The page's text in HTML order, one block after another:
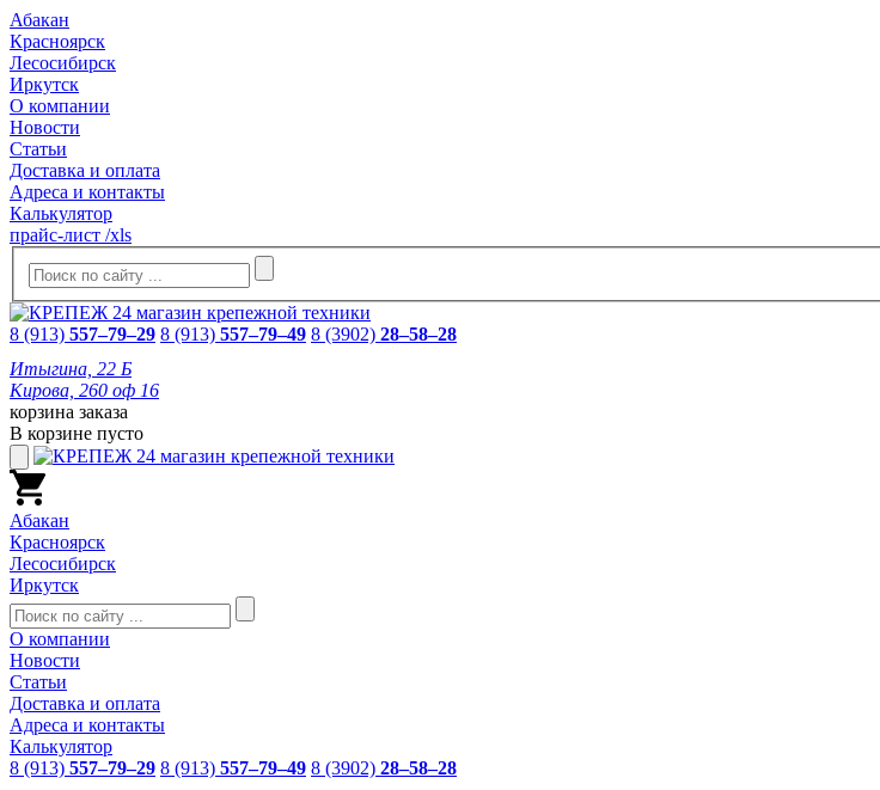
Абакан
Красноярск
Лесосибирск
Иркутск
О компании
Новости
Статьи
Доставка и оплата
Адреса и контакты
Калькулятор
прайс-лист /xls
8 (913) 557–79–29 8 (913) 557–79–49 8 (3902) 28–58–28
Итыгина, 22 Б
Кирова, 260 оф 16
корзина заказа
В корзине пусто
Абакан
Красноярск
Лесосибирск
Иркутск
О компании
Новости
Статьи
Доставка и оплата
Адреса и контакты
Калькулятор
8 (913) 557–79–29 8 (913) 557–79–49 8 (3902) 28–58–28